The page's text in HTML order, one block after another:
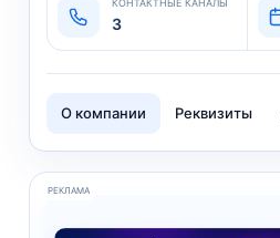
КОНТАКТНЫЕ КАНАЛЫ
3
О компании Реквизиты
РЕКЛАМА